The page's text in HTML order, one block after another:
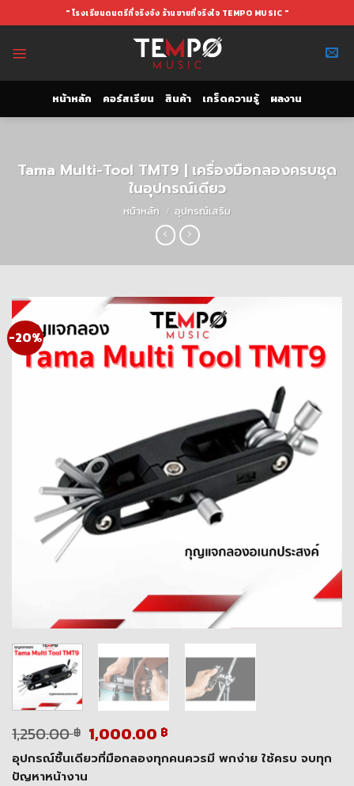
to
" โรงเรียนดนตรีที่จริงจัง ร้านขายที่จริงใจ TEMPO MUSIC "
หน้าหลัก คอร์สเรียน สินค้า เกร็ดความรู้ ผลงาน
Tama Multi-Tool TMT9 | เครื่องมือกลองครบชุด
ในอุปกรณ์เดียว
หน้าหลัก / อุปกรณ์เสริม
-20%
1,250.00฿ Original
price
was:
1,000.00 ฿Current
is:
อุปกรณ์ชิ้นเดียวที่มือกลองทุกคนควรมี พกง่าย ใช้ครบ จบทุก
ปัญหาหน้างาน